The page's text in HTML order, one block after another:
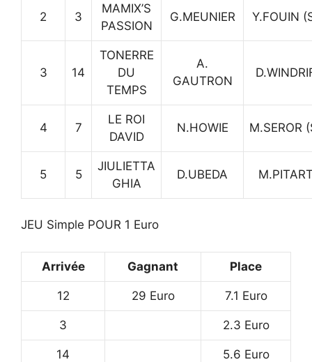
2 3
MAMIX’S
PASSION
G.MEUNIER Y.FOUIN
3 14
TONERRE
DU
TEMPS
A.
GAUTRON
4 7
LE ROI
DAVID
N.HOWIE M.SEROR
5 5
JIULIETTA
GHIA
D.UBEDA
JEU Simple POUR 1 Euro
Arrivée Gagnant Place
12 29 Euro 7.1 Euro
3 2.3 Euro
14 5.6 Euro